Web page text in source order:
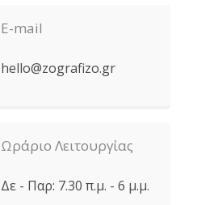
E-mail
hello@zografizo.gr
Ωράριο Λειτουργίας
Δε - Παρ: 7.30 π.μ. - 6 μ.μ.